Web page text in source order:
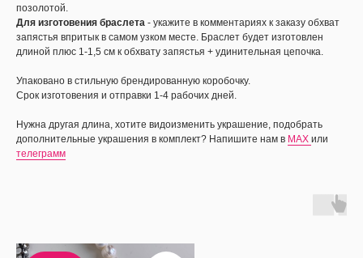
позолотой.
Для изготовения браслета - укажите в комментариях к заказу обхват
запястья впритык в самом узком месте. Браслет будет изготовлен
длиной плюс 1-1,5 см к обхвату запястья + удинительная цепочка.
Упаковано в стильную брендированную коробочку.
Срок изготовения и отправки 1-4 рабочих дней.
Нужна другая длина, хотите видоизменить украшение, подобрать
дополнительные украшения в комплект? Напишите нам в MAX или
телеграмм